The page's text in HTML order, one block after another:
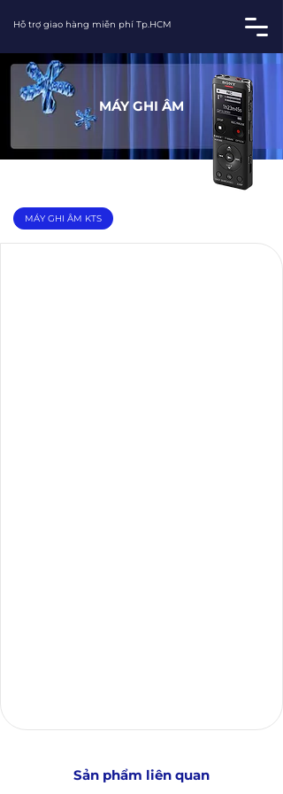
Hỗ trợ giao hàng miễn phí Tp.HCM
​MÁY GHI ÂM
MÁY GHI ÂM KTS
Sản phẩm liên quan